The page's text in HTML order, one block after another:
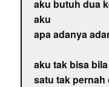
aku butuh dua
aku
apa adanya
aku tak bisa
satu tak